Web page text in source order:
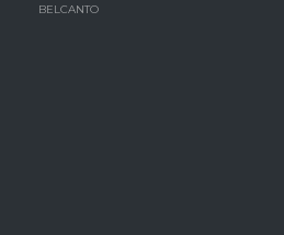
BELCANTO